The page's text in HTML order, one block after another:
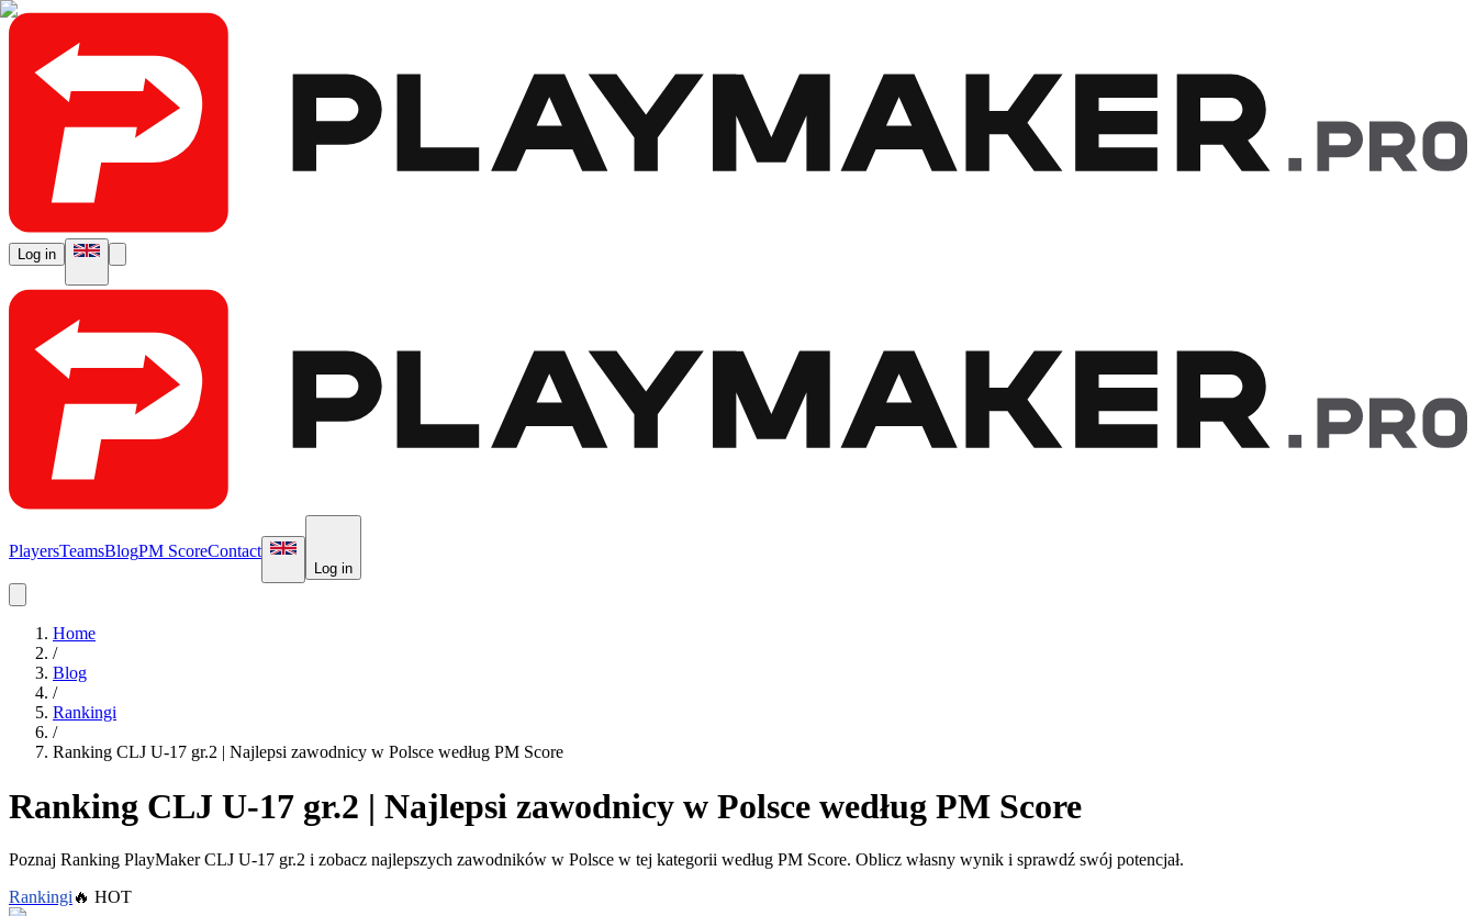
Log in
PlayersTeamsBlogPM ScoreContact
Log in
Home
/
Blog
/
Rankingi
/
Ranking CLJ U-17 gr.2 | Najlepsi zawodnicy w Polsce według PM Score
Ranking CLJ U-17 gr.2 | Najlepsi zawodnicy w Polsce według PM Score
Poznaj Ranking PlayMaker CLJ U-17 gr.2 i zobacz najlepszych zawodników w Polsce w tej kategorii według PM Score. Oblicz własny wynik i sprawdź swój potencjał.
Rankingi 🔥 HOT